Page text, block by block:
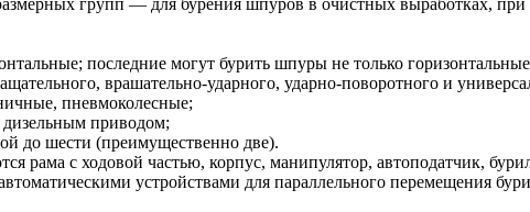
последние могут бурить шпуры не только
врашательно-ударного, ударно-поворотного и
пневмоколесные;
приводом;
до шести (преимущественно две).
рама с ходовой частью, корпус, манипулятор, автоподатчик,
устройствами для параллельного перемещения